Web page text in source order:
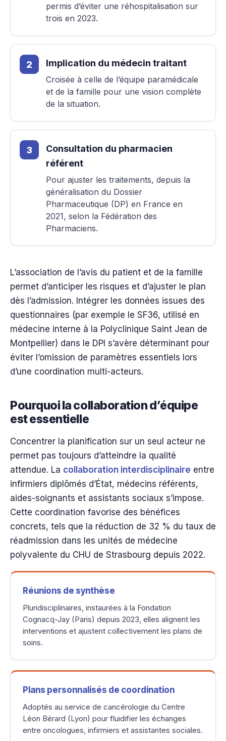
permis d’éviter une réhospitalisation sur
trois en 2023.
Implication du médecin traitant
Croisée à celle de l’équipe paramédicale
et de la famille pour une vision complète
de la situation.
Consultation du pharmacien
référent
Pour ajuster les traitements, depuis la
généralisation du Dossier
Pharmaceutique (DP) en France en
2021, selon la Fédération des
Pharmaciens.
L’association de l’avis du patient et de la famille
permet d’anticiper les risques et d’ajuster le plan
dès l’admission. Intégrer les données issues des
questionnaires (par exemple le SF36, utilisé en
médecine interne à la Polyclinique Saint Jean de
Montpellier) dans le DPI s’avère déterminant pour
éviter l’omission de paramètres essentiels lors
d’une coordination multi-acteurs.
Pourquoi la collaboration d’équipe
est essentielle
Concentrer la planification sur un seul acteur ne
permet pas toujours d’atteindre la qualité
attendue. La collaboration interdisciplinaire entre
infirmiers diplômés d’État, médecins référents,
aides-soignants et assistants sociaux s’impose.
Cette coordination favorise des bénéfices
concrets, tels que la réduction de 32 % du taux de
réadmission dans les unités de médecine
polyvalente du CHU de Strasbourg depuis 2022.
Réunions de synthèse
Pluridisciplinaires, instaurées à la Fondation
Cognacq-Jay (Paris) depuis 2023, elles alignent les
interventions et ajustent collectivement les plans de
soins.
Plans personnalisés de coordination
Adoptés au service de cancérologie du Centre
Léon Bérard (Lyon) pour fluidifier les échanges
entre oncologues, infirmiers et assistantes sociales.